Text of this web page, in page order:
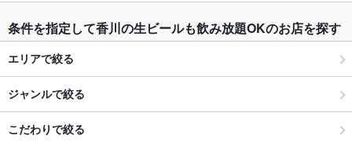
条件を指定して香川の生ビールも飲み放題OKのお店を探す
エリアで絞る
ジャンルで絞る
こだわりで絞る